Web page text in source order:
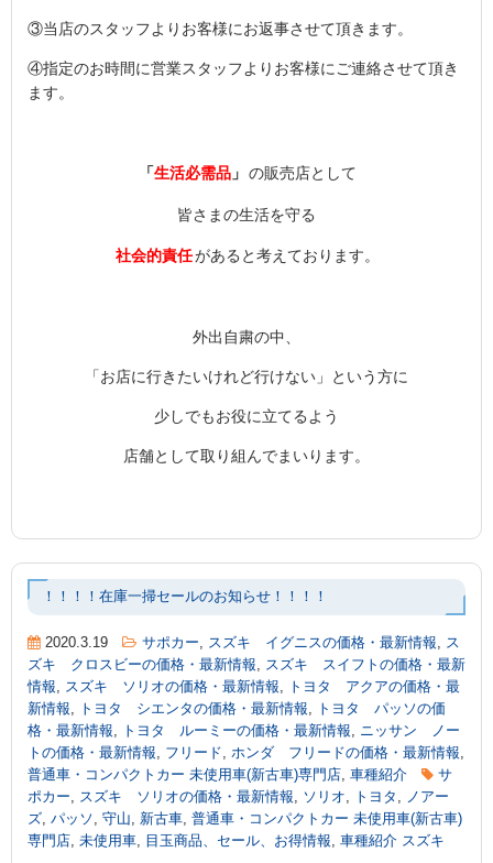
③当店のスタッフよりお客様にお返事させて頂きます。
④指定のお時間に営業スタッフよりお客様にご連絡させて頂き
ます。
「生活必需品 」 の販売店として
皆さまの生活を守る
社会的責任があると考えております。
外出自粛の中、
「お店に行きたいけれど行けない」という方に
少しでもお役に立てるよう
店舗として取り組んでまいります。
！！！！在庫一掃セールのお知らせ！！！！
2020.3.19 サポカー, スズキ イグニスの価格・最新情報, ス
ズキ クロスビーの価格・最新情報, スズキ スイフトの価格・最新
情報, スズキ ソリオの価格・最新情報,
トヨタ アクアの価格・最
新情報, トヨタ シエンタの価格・最新情報,
トヨタ パッソの価
格・最新情報, トヨタ ルーミーの価格・最新情報, ニッサン ノー
トの価格・最新情報, フリード, ホンダ フリードの価格・最新情報,
普通車・コンパクトカー 未使用車(新古車)専門店, 車種紹介
サ
ポカー, スズキ ソリオの価格・最新情報, ソリオ, トヨタ , ノアー
ズ, パッソ , 守山, 新古車, 普通車・コンパクトカー 未使用車(新古車)
専門店, 未使用車, 目玉商品、セール、お得情報, 車種紹介 スズキ